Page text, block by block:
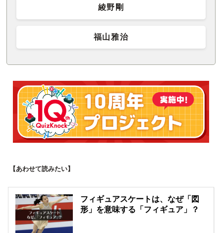
綾野剛
福山雅治
【あわせて読みたい】
フィギュアスケートは、なぜ「図
形」を意味する「フィギュア」？